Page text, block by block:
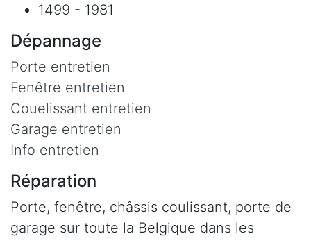
1499 - 1981
Dépannage
Porte entretien
Fenêtre entretien
Couelissant entretien
Garage entretien
Info entretien
Réparation
Porte, fenêtre, châssis coulissant, porte de
garage sur toute la Belgique dans les